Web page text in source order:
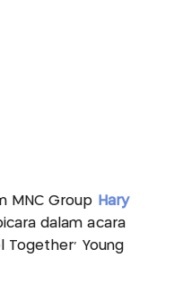
MNC Group
Hary
dalam acara
Together' Young